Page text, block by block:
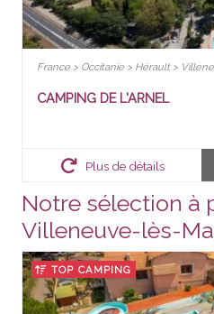
France > Occitanie > Hérault >
CAMPING DE L'ARNEL
Plus de détails
Notre sélection à
Villeneuve-lès-
TOP CAMPING